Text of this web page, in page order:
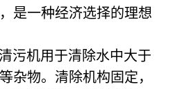
是一种经济选择的理想
污机用于清除水中大于
杂物。清除机构固定，